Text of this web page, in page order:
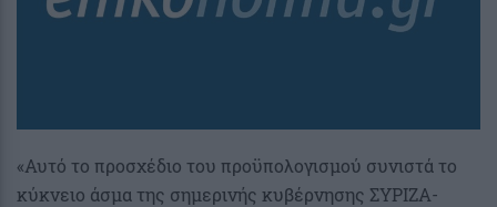
«Αυτό το προσχέδιο του προϋπολογισμού συνιστά το
κύκνειο άσμα της σημερινής κυβέρνησης ΣΥΡΙΖΑ-